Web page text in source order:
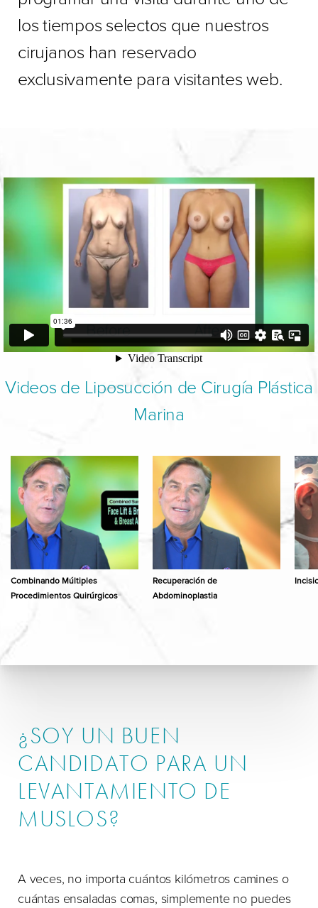
los tiempos selectos que nuestros
cirujanos han reservado
exclusivamente para visitantes web.
Videos de Liposucción de Cirugía Plástica
Marina
Combinando Múltiples
Procedimientos Quirúrgicos
Recuperación de
Abdominoplastia
¿SOY UN BUEN
CANDIDATO PARA UN
LEVANTAMIENTO DE
MUSLOS?
A veces, no importa cuántos kilómetros camines o
cuántas ensaladas comas, simplemente no puedes